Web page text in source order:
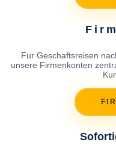
Fur Geschaftsreisen
unsere Firmenkonten